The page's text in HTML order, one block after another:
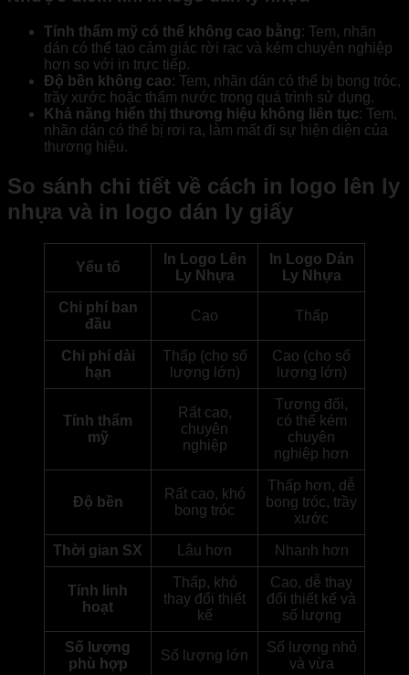
Tính thẩm mỹ có thể không cao bằng: Tem, nhãn
dán có thể tạo cảm giác rời rạc và kém chuyên nghiệp
hơn so với in trực tiếp.
Độ bền không cao: Tem, nhãn dán có thể bị bong tróc,
trầy xước hoặc thấm nước trong quá trình sử dụng.
Khả năng hiển thị thương hiệu không liên tục: Tem,
nhãn dán có thể bị rơi ra, làm mất đi sự hiện diện của
thương hiệu.
So sánh chi tiết về cách in logo lên ly
nhựa và in logo dán ly giấy
Yếu tố
In Logo Lên
Ly Nhựa
In Logo Dán
Ly Nhựa
Chi phí ban
đầu
Cao Thấp
Chi phí dài
hạn
Thấp (cho số
lượng lớn)
Cao (cho số
lượng lớn)
Tính thẩm
mỹ
Rất cao,
chuyên
nghiệp
Tương đối,
có thể kém
chuyên
nghiệp hơn
Độ bền
Rất cao, khó
bong tróc
Thấp hơn, dễ
bong tróc, trầy
xước
Thời gian SX Lâu hơn Nhanh hơn
Tính linh
hoạt
Thấp, khó
thay đổi thiết
kế
Cao, dễ thay
đổi thiết kế và
số lượng
Số lượng
phù hợp
Số lượng lớn
Số lượng nhỏ
và vừa